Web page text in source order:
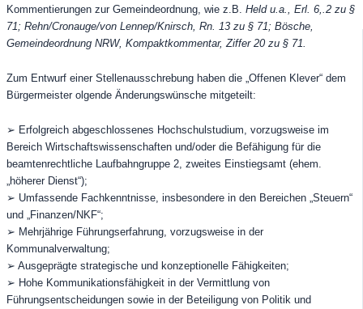
Kommentierungen zur Gemeindeordnung, wie z.B. Held u.a., Erl. 6,.2 zu §
71; Rehn/Cronauge/von Lennep/Knirsch, Rn. 13 zu § 71; Bösche,
Gemeindeordnung NRW, Kompaktkommentar, Ziffer 20 zu § 71.
Zum Entwurf einer Stellenausschrebung haben die „Offenen Klever“ dem
Bürgermeister olgende Änderungswünsche mitgeteilt:
➢ Erfolgreich abgeschlossenes Hochschulstudium, vorzugsweise im
Bereich Wirtschaftswissenschaften und/oder die Befähigung für die
beamtenrechtliche Laufbahngruppe 2, zweites Einstiegsamt (ehem.
„höherer Dienst“);
➢ Umfassende Fachkenntnisse, insbesondere in den Bereichen „Steuern“
und „Finanzen/NKF“;
➢ Mehrjährige Führungserfahrung, vorzugsweise in der
Kommunalverwaltung;
➢ Ausgeprägte strategische und konzeptionelle Fähigkeiten;
➢ Hohe Kommunikationsfähigkeit in der Vermittlung von
Führungsentscheidungen sowie in der Beteiligung von Politik und